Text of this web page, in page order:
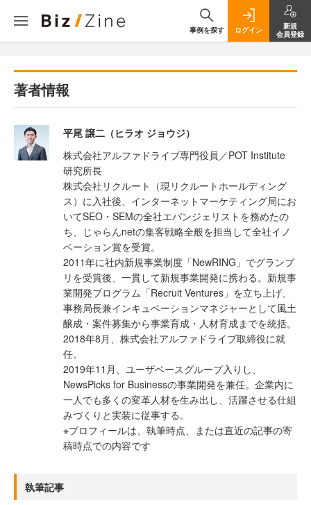
事例を探す ログイン
新規
会員登録
著者情報
平尾 譲⼆（ヒラオ ジョウジ）
株式会社アルファドライブ専⾨役員／POT Institute
研究所⻑
株式会社リクルート（現リクルートホールディング
ス）に⼊社後、インターネットマーケティング局にお
いてSEO・SEMの全社エバンジェリストを務めたの
ち、じゃらんnetの集客戦略全般を担当して全社イノ
ベーション賞を受賞。
2011年に社内新規事業制度「NewRING」でグランプ
リを受賞後、⼀貫して新規事業開発に携わる。新規事
業開発プログラム「Recruit Ventures」を⽴ち上げ、
事務局⻑兼インキュベーションマネジャーとして⾵⼟
醸成・案件募集から事業育成・⼈材育成までを統括。
2018年8⽉、株式会社アルファドライブ取締役に就
任。
2019年11⽉、ユーザベースグループ⼊りし、
NewsPicks for Businessの事業開発を兼任。企業内に
⼀⼈でも多くの変⾰⼈材を⽣み出し、活躍させる仕組
みづくりと実装に従事する。
※プロフィールは、執筆時点、または直近の記事の寄
稿時点での内容です
執筆記事